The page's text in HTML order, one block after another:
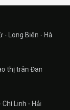
- Long Biên - Hà
thị trân Đan
Linh - Hải